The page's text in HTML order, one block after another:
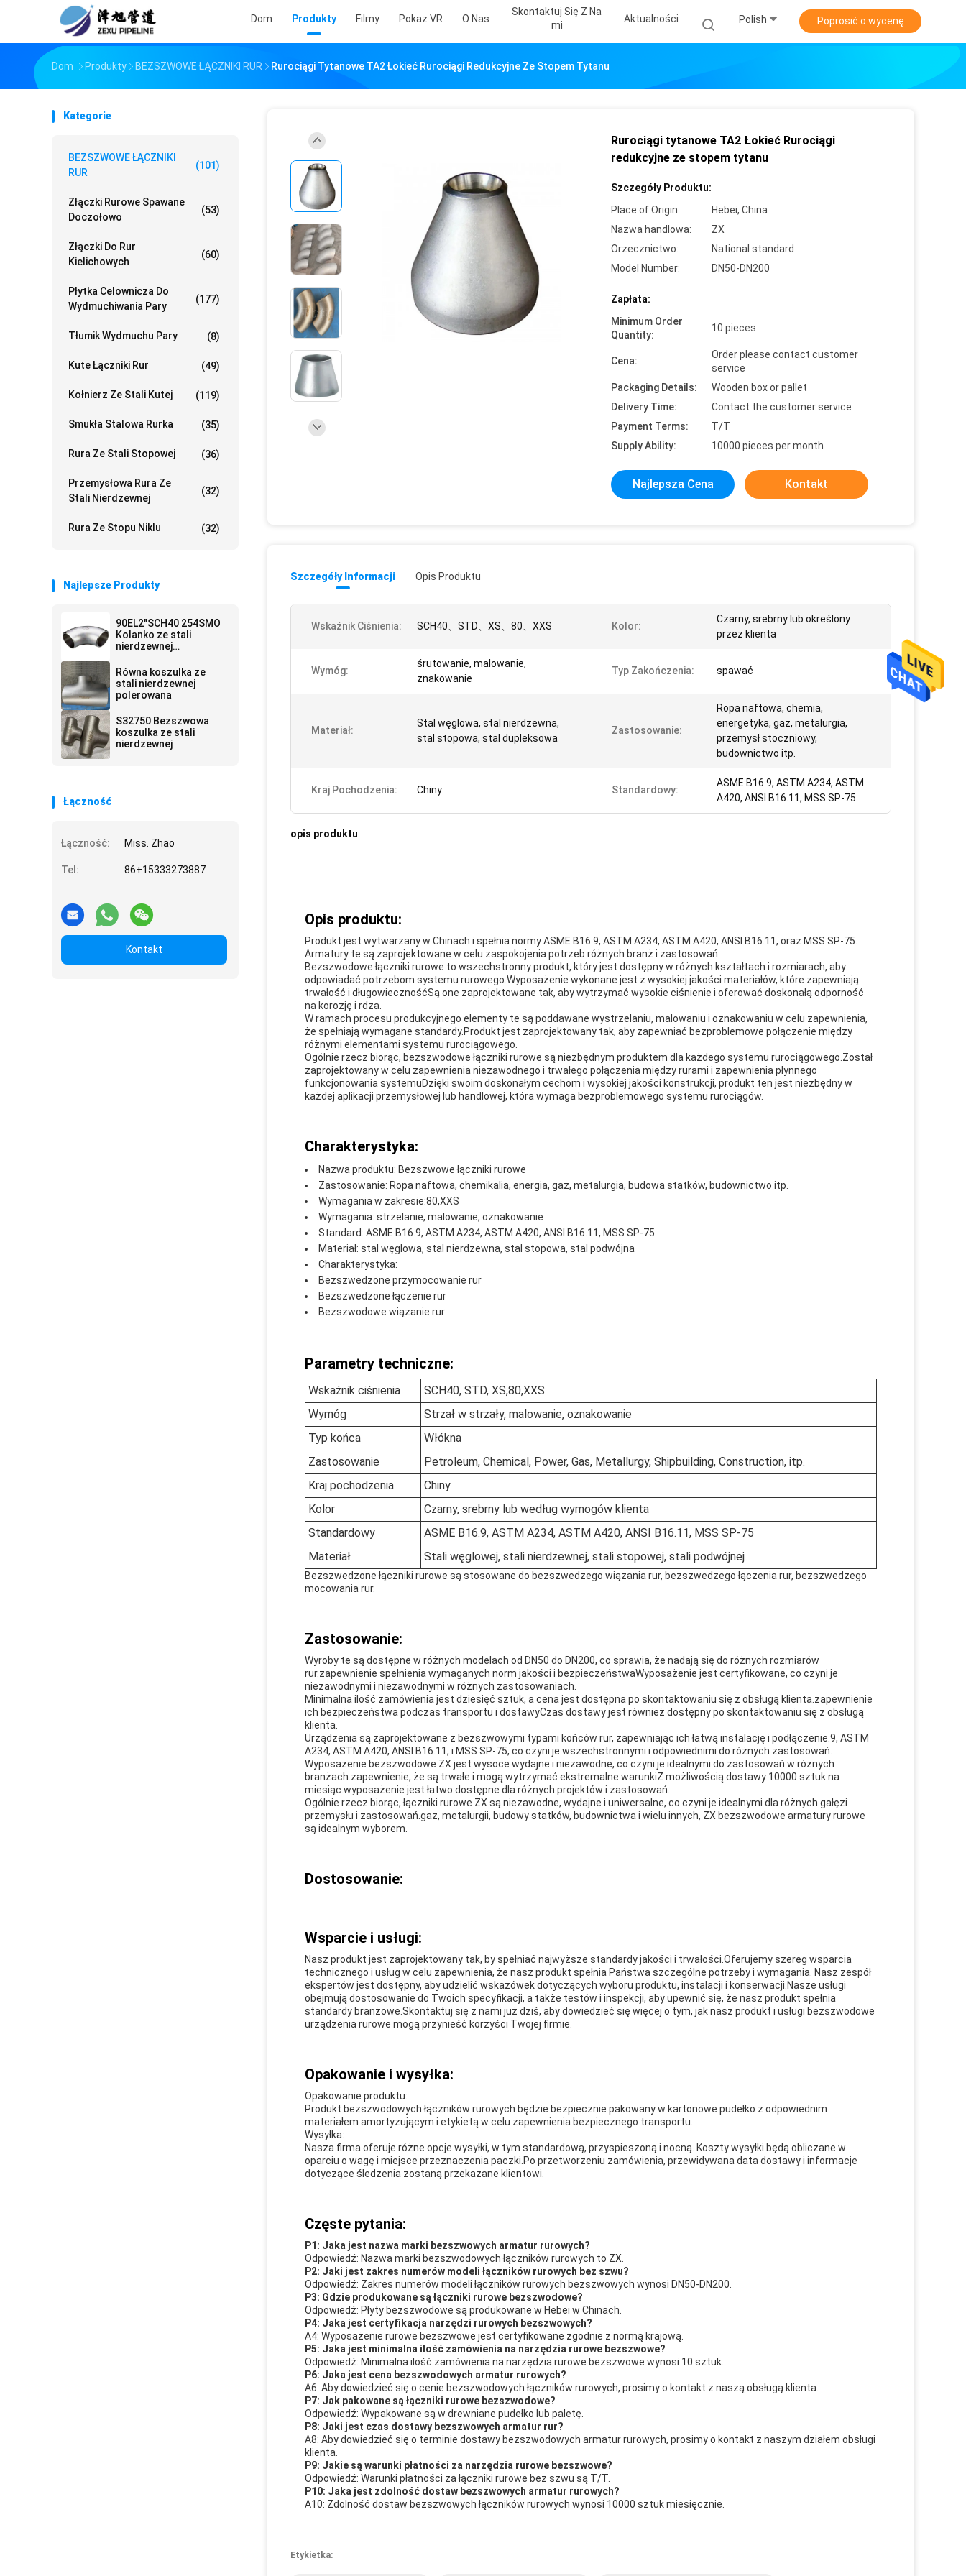
Dom Produkty Filmy Pokaz VR O Nas
Skontaktuj Się Z Na
Mi
Aktualności Polish Poprosić o wycenę
Dom Produkty BEZSZWOWE ŁĄCZNIKI RUR Rurociągi Tytanowe TA2 Łokieć Rurociągi Redukcyjne Ze Stopem Tytanu
Kategorie
BEZSZWOWE ŁĄCZNIKI
RUR
(101)
Złączki Rurowe Spawane
Doczołowo
(53)
Złączki Do Rur
Kielichowych
(60)
Płytka Celownicza Do
Wydmuchiwania Pary
(177)
Tłumik Wydmuchu Pary (8)
Kute Łączniki Rur (49)
Kołnierz Ze Stali Kutej (119)
Smukła Stalowa Rurka (35)
Rura Ze Stali Stopowej (36)
Przemysłowa Rura Ze
Stali Nierdzewnej
(32)
Rura Ze Stopu Niklu (32)
Najlepsze Produkty
90EL2"SCH40 254SMO
Kolanko ze stali
nierdzewnej
Równa koszulka ze
stali nierdzewnej
polerowana
S32750 Bezszwowa
koszulka ze stali
nierdzewnej
Łączność
Łączność: Miss. Zhao
Tel: 86+15333273887
Kontakt
Rurociągi tytanowe TA2 Łokieć Rurociągi
redukcyjne ze stopem tytanu
Szczegóły Produktu:
Place of Origin:
Hebei, China
Nazwa handlowa:
ZX
Orzecznictwo:
National standard
Model Number:
DN50-DN200
Zapłata:
Minimum Order
Quantity:
10 pieces
Cena:
Order please contact customer
service
Packaging Details:
Wooden box or pallet
Delivery Time:
Contact the customer service
Payment Terms:
T/T
Supply Ability:
10000 pieces per month
Najlepsza Cena Kontakt
Szczegóły Informacji Opis Produktu
Wskaźnik Ciśnienia: SCH40、STD、XS、80、XXS Kolor:
Czarny, srebrny lub określony
przez klienta
Wymóg:
śrutowanie, malowanie,
znakowanie
Typ Zakończenia: spawać
Materiał:
Stal węglowa, stal nierdzewna,
stal stopowa, stal dupleksowa
Zastosowanie:
Ropa naftowa, chemia,
energetyka, gaz, metalurgia,
przemysł stoczniowy,
budownictwo itp.
Kraj Pochodzenia: Chiny Standardowy:
ASME B16.9, ASTM A234, ASTM
A420, ANSI B16.11, MSS SP-75
opis produktu
Opis produktu:
Produkt jest wytwarzany w Chinach i spełnia normy ASME B16.9, ASTM A234, ASTM A420, ANSI B16.11, oraz MSS SP-75.
Armatury te są zaprojektowane w celu zaspokojenia potrzeb różnych branż i zastosowań.
Bezszwodowe łączniki rurowe to wszechstronny produkt, który jest dostępny w różnych kształtach i rozmiarach, aby
odpowiadać potrzebom systemu rurowego.Wyposażenie wykonane jest z wysokiej jakości materiałów, które zapewniają
trwałość i długowiecznośćSą one zaprojektowane tak, aby wytrzymać wysokie ciśnienie i oferować doskonałą odporność
na korozję i rdza.
W ramach procesu produkcyjnego elementy te są poddawane wystrzelaniu, malowaniu i oznakowaniu w celu zapewnienia,
że spełniają wymagane standardy.Produkt jest zaprojektowany tak, aby zapewniać bezproblemowe połączenie między
różnymi elementami systemu rurociągowego.
Ogólnie rzecz biorąc, bezszwodowe łączniki rurowe są niezbędnym produktem dla każdego systemu rurociągowego.Został
zaprojektowany w celu zapewnienia niezawodnego i trwałego połączenia między rurami i zapewnienia płynnego
funkcjonowania systemuDzięki swoim doskonałym cechom i wysokiej jakości konstrukcji, produkt ten jest niezbędny w
każdej aplikacji przemysłowej lub handlowej, która wymaga bezproblemowego systemu rurociągów.
Charakterystyka:
Nazwa produktu: Bezszwowe łączniki rurowe
Zastosowanie: Ropa naftowa, chemikalia, energia, gaz, metalurgia, budowa statków, budownictwo itp.
Wymagania w zakresie:80,XXS
Wymagania: strzelanie, malowanie, oznakowanie
Standard: ASME B16.9, ASTM A234, ASTM A420, ANSI B16.11, MSS SP-75
Materiał: stal węglowa, stal nierdzewna, stal stopowa, stal podwójna
Charakterystyka:
Bezszwedzone przymocowanie rur
Bezszwedzone łączenie rur
Bezszwodowe wiązanie rur
Parametry techniczne:
Wskaźnik ciśnienia
SCH40, STD, XS,80,XXS
Wymóg
Strzał w strzały, malowanie, oznakowanie
Typ końca
Włókna
Zastosowanie
Petroleum, Chemical, Power, Gas, Metallurgy, Shipbuilding, Construction, itp.
Kraj pochodzenia
Chiny
Kolor
Czarny, srebrny lub według wymogów klienta
Standardowy
ASME B16.9, ASTM A234, ASTM A420, ANSI B16.11, MSS SP-75
Materiał
Stali węglowej, stali nierdzewnej, stali stopowej, stali podwójnej
Bezszwedzone łączniki rurowe są stosowane do bezszwedzego wiązania rur, bezszwedzego łączenia rur, bezszwedzego
mocowania rur.
Zastosowanie:
Wyroby te są dostępne w różnych modelach od DN50 do DN200, co sprawia, że nadają się do różnych rozmiarów
rur.zapewnienie spełnienia wymaganych norm jakości i bezpieczeństwaWyposażenie jest certyfikowane, co czyni je
niezawodnymi i niezawodnymi w różnych zastosowaniach.
Minimalna ilość zamówienia jest dziesięć sztuk, a cena jest dostępna po skontaktowaniu się z obsługą klienta.zapewnienie
ich bezpieczeństwa podczas transportu i dostawyCzas dostawy jest również dostępny po skontaktowaniu się z obsługą
klienta.
Urządzenia są zaprojektowane z bezszwowymi typami końców rur, zapewniając ich łatwą instalację i podłączenie.9, ASTM
A234, ASTM A420, ANSI B16.11, i MSS SP-75, co czyni je wszechstronnymi i odpowiednimi do różnych zastosowań.
Wyposażenie bezszwodowe ZX jest wysoce wydajne i niezawodne, co czyni je idealnymi do zastosowań w różnych
branżach.zapewnienie, że są trwałe i mogą wytrzymać ekstremalne warunkiZ możliwością dostawy 10000 sztuk na
miesiąc.wyposażenie jest łatwo dostępne dla różnych projektów i zastosowań.
Ogólnie rzecz biorąc, łączniki rurowe ZX są niezawodne, wydajne i uniwersalne, co czyni je idealnymi dla różnych gałęzi
przemysłu i zastosowań.gaz, metalurgii, budowy statków, budownictwa i wielu innych, ZX bezszwodowe armatury rurowe
są idealnym wyborem.
Dostosowanie:
Wsparcie i usługi:
Nasz produkt jest zaprojektowany tak, by spełniać najwyższe standardy jakości i trwałości.Oferujemy szereg wsparcia
technicznego i usług w celu zapewnienia, że nasz produkt spełnia Państwa szczególne potrzeby i wymagania. Nasz zespół
ekspertów jest dostępny, aby udzielić wskazówek dotyczących wyboru produktu, instalacji i konserwacji.Nasze usługi
obejmują dostosowanie do Twoich specyfikacji, a także testów i inspekcji, aby upewnić się, że nasz produkt spełnia
standardy branżowe.Skontaktuj się z nami już dziś, aby dowiedzieć się więcej o tym, jak nasz produkt i usługi bezszwodowe
urządzenia rurowe mogą przynieść korzyści Twojej firmie.
Opakowanie i wysyłka:
Opakowanie produktu:
Produkt bezszwodowych łączników rurowych będzie bezpiecznie pakowany w kartonowe pudełko z odpowiednim
materiałem amortyzującym i etykietą w celu zapewnienia bezpiecznego transportu.
Wysyłka:
Nasza firma oferuje różne opcje wysyłki, w tym standardową, przyspieszoną i nocną. Koszty wysyłki będą obliczane w
oparciu o wagę i miejsce przeznaczenia paczki.Po przetworzeniu zamówienia, przewidywana data dostawy i informacje
dotyczące śledzenia zostaną przekazane klientowi.
Częste pytania:
P1: Jaka jest nazwa marki bezszwowych armatur rurowych?
Odpowiedź: Nazwa marki bezszwodowych łączników rurowych to ZX.
P2: Jaki jest zakres numerów modeli łączników rurowych bez szwu?
Odpowiedź: Zakres numerów modeli łączników rurowych bezszwowych wynosi DN50-DN200.
P3: Gdzie produkowane są łączniki rurowe bezszwodowe?
Odpowiedź: Płyty bezszwodowe są produkowane w Hebei w Chinach.
P4: Jaka jest certyfikacja narzędzi rurowych bezszwowych?
A4: Wyposażenie rurowe bezszwowe jest certyfikowane zgodnie z normą krajową.
P5: Jaka jest minimalna ilość zamówienia na narzędzia rurowe bezszwowe?
Odpowiedź: Minimalna ilość zamówienia na narzędzia rurowe bezszwowe wynosi 10 sztuk.
P6: Jaka jest cena bezszwodowych armatur rurowych?
A6: Aby dowiedzieć się o cenie bezszwodowych łączników rurowych, prosimy o kontakt z naszą obsługą klienta.
P7: Jak pakowane są łączniki rurowe bezszwodowe?
Odpowiedź: Wypakowane są w drewniane pudełko lub paletę.
P8: Jaki jest czas dostawy bezszwowych armatur rur?
A8: Aby dowiedzieć się o terminie dostawy bezszwodowych armatur rurowych, prosimy o kontakt z naszym działem obsługi
klienta.
P9: Jakie są warunki płatności za narzędzia rurowe bezszwowe?
Odpowiedź: Warunki płatności za łączniki rurowe bez szwu są T/T.
P10: Jaka jest zdolność dostaw bezszwowych armatur rurowych?
A10: Zdolność dostaw bezszwowych łączników rurowych wynosi 10000 sztuk miesięcznie.
Etykietka: